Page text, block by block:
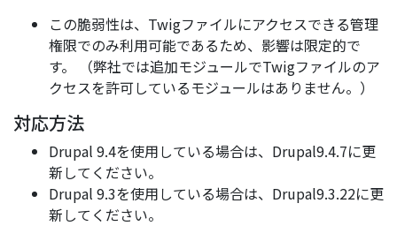
この脆弱性は、Twigファイルにアクセスできる管理
権限でのみ利用可能であるため、影響は限定的で
す。 （弊社では追加モジュールでTwigファイルのア
クセスを許可しているモジュールはありません。）
対応方法
Drupal 9.4を使用している場合は、Drupal9.4.7に更
新してください。
Drupal 9.3を使用している場合は、Drupal9.3.22に更
新してください。